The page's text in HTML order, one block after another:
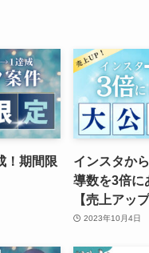
！期間限
インスタか
導数を3倍に
【売上アッ
2023年10月4日